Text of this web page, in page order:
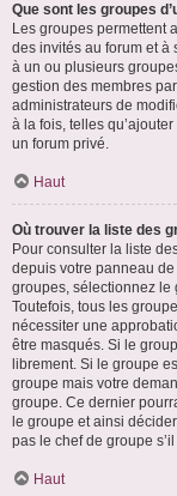
Que sont les groupes
Les groupes permettent
des invités au forum et
à un ou plusieurs
gestion des membres
administrateurs de
à la fois, telles
un forum privé.
Haut
Où trouver la liste des
Pour consulter la liste
depuis votre panneau
groupes, sélectionnez le
Toutefois, tous les
nécessiter une
être masqués. Si le
librement. Si le groupe
groupe mais votre
groupe. Ce dernier
le groupe et ainsi
pas le chef de groupe
Haut